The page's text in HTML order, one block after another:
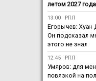
летом 2027 года
13:00 РПЛ
Егорычев: Хуан
Он подсказал
этого не знал
12:45 РПЛ
Умяров: для
повязкой на